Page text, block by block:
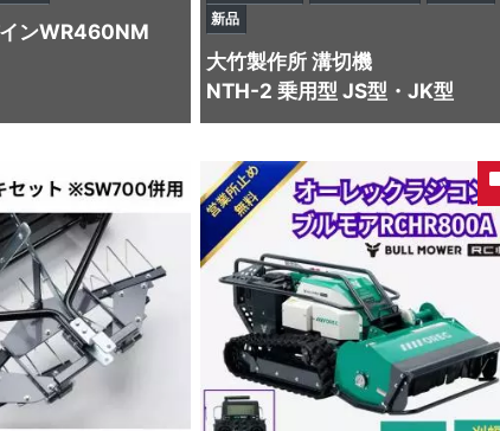
ンWR460NM
新品
大竹製作所溝切機
NTH-2 乗用型 JS型・JK型